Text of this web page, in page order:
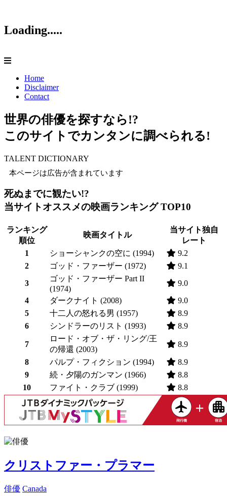
Loading.....
Home
Disclaimer
Contact
世界の俳優を探すなら!?
このサイトでカンタンに調べられる!
TALENT DICTIONARY
本ページは広告が含まれています
死ぬまでに観たい!?
当サイトオススメの映画ランキング TOP10
ランキング
順位
映画タイトル
当サイト独自
レート
1
ショーシャンクの空に (1994)
9.2
2
ゴッド・ファーザー (1972)
9.1
3
ゴッド・ファーザー Part II
(1974)
9.0
4
ダークナイト (2008)
9.0
5
十二人の怒れる男 (1957)
8.9
6
シンドラーのリスト (1993) 8.9
7
ロード・オブ・ザ・リング/王
の帰還 (2003)
8.9
8 パルプ・フィクション (1994)
8.9
9
続・夕陽のガンマン (1966)
8.8
10
ファイト・クラブ (1999) 8.8
クリストファー・プラマー
俳優 Canada